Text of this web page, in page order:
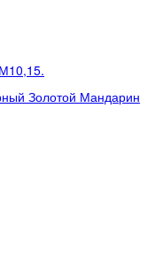
Золотой Мандарин